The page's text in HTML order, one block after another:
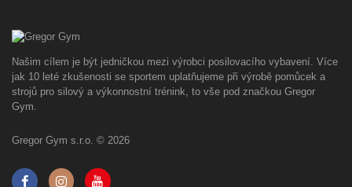
Našim cílem je být jedničkou mezi výrobci posilovacího vybavení. Více
jak 10 leté zkušenosti se sportem uplatňujeme při výrobě pomůcek a
strojů pro silový a výkonnostní trénink, to vše pod značkou Gregor
Gym.
Gregor Gym s.r.o. © 2026